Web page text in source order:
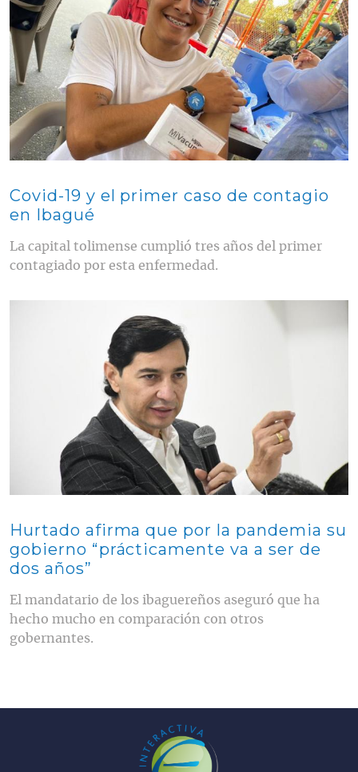
Covid-19 y el primer caso de contagio
en Ibagué
La capital tolimense cumplió tres años del primer
contagiado por esta enfermedad.
Hurtado afirma que por la pandemia su
gobierno “prácticamente va a ser de
dos años”
El mandatario de los ibaguereños aseguró que ha
hecho mucho en comparación con otros
gobernantes.